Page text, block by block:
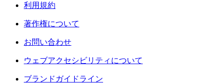
利用規約
著作権について
お問い合わせ
ウェブアクセシビリティについて
ブランドガイドライン